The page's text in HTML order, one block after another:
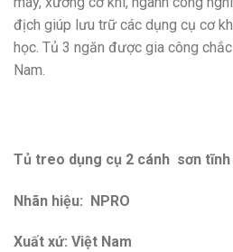
địch giúp lưu trữ các dụng cụ cơ
học. Tủ 3 ngăn được gia công
Nam.
Tủ treo dụng cụ 2 cánh sơn tĩnh
Nhãn hiệu: NPRO
Xuất xứ: Việt Nam